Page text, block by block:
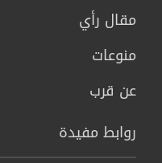
مقال رأي
منوعات
عن قرب
روابط مفيدة